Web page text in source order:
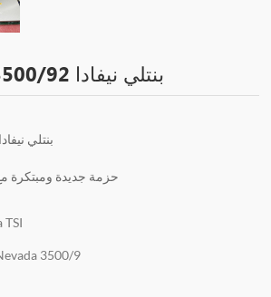
بنتلي نيفادا 3500/92 بوابة اتصالات
بنتلي نيفادا 3500/92 بوابة اتصالات
حزمة جديدة ومبتكرة
TSI
3500/9